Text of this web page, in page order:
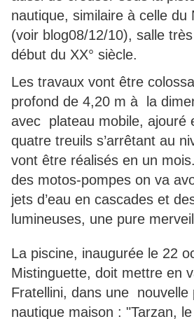
nautique, similaire à celle du
(voir blog08/12/10), salle
début du XX° siècle.
Les travaux vont être
profond de 4,20 m à la
avec plateau mobile,
quatre treuils s’arrêtant au
vont être réalisés en un
des motos-pompes on va
jets d’eau en cascades et
lumineuses, une pure
La piscine, inaugurée le 22
Mistinguette, doit mettre en
Fratellini, dans une nouvelle
nautique maison : "Tarzan,